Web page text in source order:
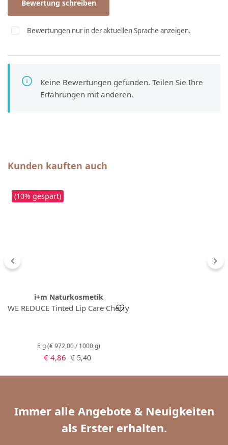
Bewertung schreiben
Bewertungen nur in der aktuellen Sprache anzeigen.
Keine Bewertungen gefunden. Teilen Sie Ihre
Erfahrungen mit anderen.
Produktgalerie überspringen
Kunden kauften auch
(10% gespart)
i+m Naturkosmetik
WE REDUCE Tinted Lip Care Cherry
5 g(€ 972,00 / 1000 g)
Verkaufspreis:
€ 4,86 Regulärer Preis:
€ 5,40
Immer alle Angebote & Neuigkeiten
als Erster erhalten.